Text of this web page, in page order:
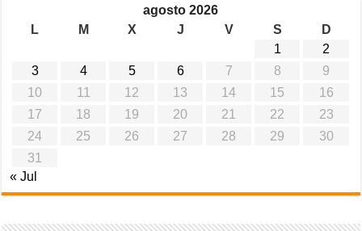
agosto 2026
L
M X J V S
D
1
2
3
4 5 6 7 8
9
10
11 12 13 14 15
16
17
18 19 20 21 22
23
24
25 26 27 28 29
30
31
« Jul